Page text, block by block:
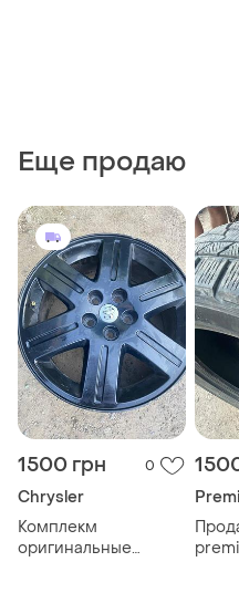
Еще продаю
1500 грн 0
Chrysler
Комплекм
оригинальные